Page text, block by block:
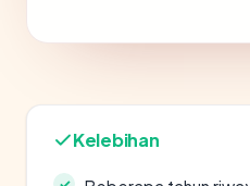
Kelebihan